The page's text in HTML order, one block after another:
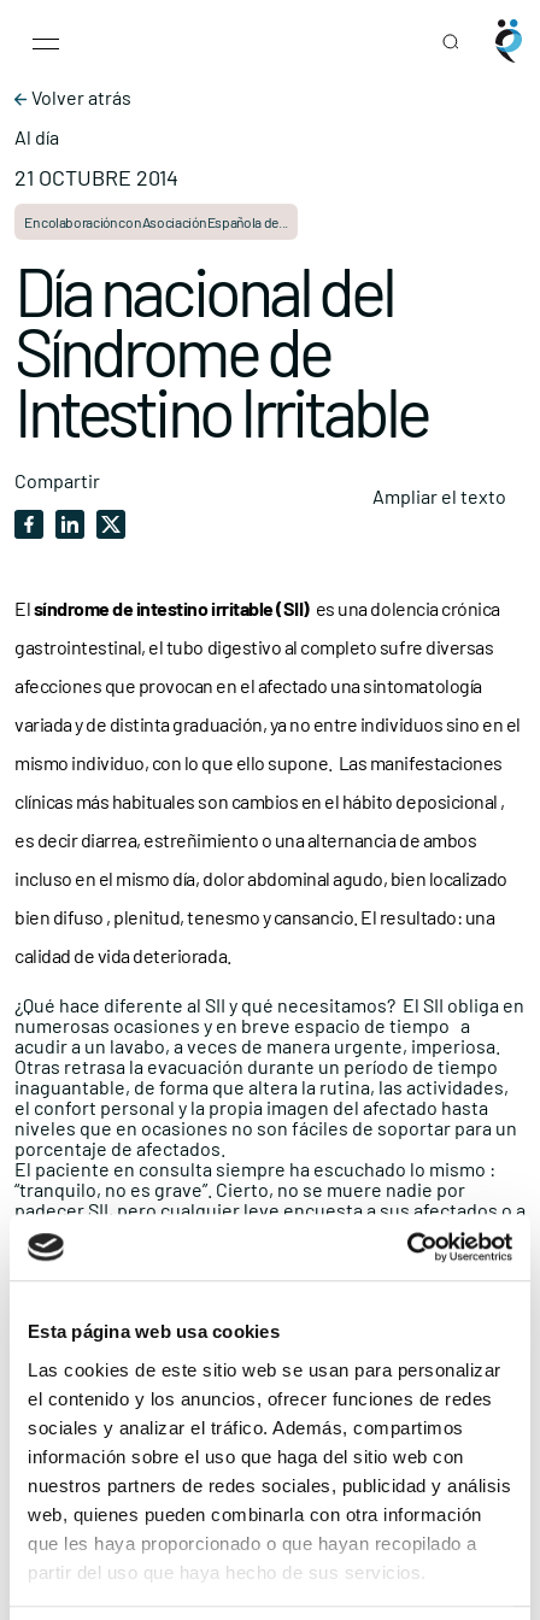
Esta página web usa cookies
Las cookies de este sitio web se usan para personalizar
el contenido y los anuncios, ofrecer funciones de redes
sociales y analizar el tráfico. Además, compartimos
información sobre el uso que haga del sitio web con
nuestros partners de redes sociales, publicidad y análisis
web, quienes pueden combinarla con otra información
que les haya proporcionado o que hayan recopilado a
partir del uso que haya hecho de sus servicios.
Main Navigation
Volver atrás
Al día
21 OCTUBRE 2014
En colaboración con Asociación Española de...
Día nacional del
Síndrome de
Intestino Irritable
Compartir
Ampliar el texto
Elsíndrome de intestino irritable (SII)es una dolencia crónica
gastrointestinal, el tubo digestivo al completo sufre diversas
afecciones que provocan en el afectado una sintomatología
variada y de distinta graduación, ya no entre individuos sino en el
mismo individuo, con lo que ello supone. Las manifestaciones
clínicas más habituales son cambios en el hábito deposicional ,
es decir diarrea, estreñimiento o una alternancia de ambos
incluso en el mismo día, dolor abdominal agudo, bien localizado
bien difuso , plenitud, tenesmo y cansancio. El resultado: una
calidad de vida deteriorada.
¿Qué hace diferente al SII y qué necesitamos? El SII obliga en
numerosas ocasiones y en breve espacio de tiempo a
acudir a un lavabo, a veces de manera urgente, imperiosa.
Otras retrasa la evacuación durante un período de tiempo
inaguantable, de forma que altera la rutina, las actividades,
el confort personal y la propia imagen del afectado hasta
niveles que en ocasiones no son fáciles de soportar para un
porcentaje de afectados.
El paciente en consulta siempre ha escuchado lo mismo :
“tranquilo, no es grave”. Cierto, no se muere nadie por
padecer SII, pero cualquier leve encuesta a sus afectados o a
terapeutas arroja una sombra sobre cómo se nos ha tratado
y aún se nos sigue tratando. No puede ser que algo benigno
(así se califica) provoque tal alteración y esa avalancha de
financiación estatal). Algo no cuadra, no es posible, uno ve y
volumen de gente que se deprime, consume ansiolíticos o
acaba con agorafobia por trastornos crónicos benignos.
Así pues el no saber por qué nos ocurre lo que nos ocurre, el
no tener en ocasiones un diagnóstico claro, el no ser
escuchados, el estar pendientes de un aseo , de su
localización, estado o disponibilidad, el controlar lo que se
come porque cada día salen noticias sobre alimentos o bien
perjudiciales o bien funcionales, el tener la impresión de
que no has podido hacer con tu vida lo que querías hacer por
una enfermedad es el día a día de los afectados de SII.
Difusión, investigación y comprensión de lo que es y lo que